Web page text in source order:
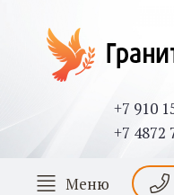
+7 910
+7 4872
Меню